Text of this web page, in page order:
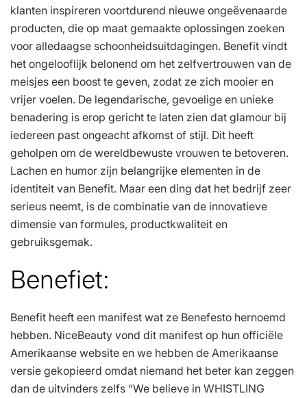
klanten inspireren voortdurend nieuwe ongeëvenaarde
producten, die op maat gemaakte oplossingen zoeken
voor alledaagse schoonheidsuitdagingen. Benefit vindt
het ongelooflijk belonend om het zelfvertrouwen van de
meisjes een boost te geven, zodat ze zich mooier en
vrijer voelen. De legendarische, gevoelige en unieke
benadering is erop gericht te laten zien dat glamour bij
iedereen past ongeacht afkomst of stijl. Dit heeft
geholpen om de wereldbewuste vrouwen te betoveren.
Lachen en humor zijn belangrijke elementen in de
identiteit van Benefit. Maar een ding dat het bedrijf zeer
serieus neemt, is de combinatie van de innovatieve
dimensie van formules, productkwaliteit en
gebruiksgemak.
Benefiet:
Benefit heeft een manifest wat ze Benefesto hernoemd
hebben. NiceBeauty vond dit manifest op hun officiële
Amerikaanse website en we hebben de Amerikaanse
versie gekopieerd omdat niemand het beter kan zeggen
dan de uitvinders zelfs “We believe in WHISTLING